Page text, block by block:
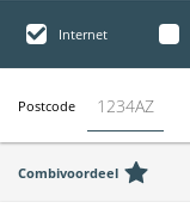
Internet
Postcode
Combivoordeel